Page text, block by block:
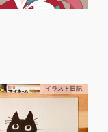
イラスト日記